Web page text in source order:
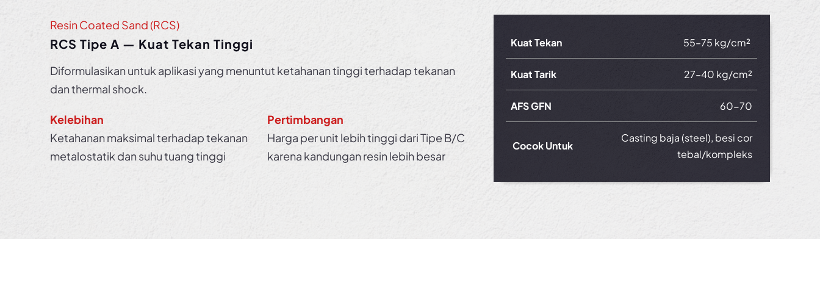
Resin Coated Sand (RCS)
RCS Tipe A — Kuat Tekan Tinggi
Diformulasikan untuk aplikasi yang menuntut ketahanan tinggi terhadap tekanan
dan thermal shock.
Kelebihan
Ketahanan maksimal terhadap tekanan
metalostatik dan suhu tuang tinggi
Pertimbangan
Harga per unit lebih tinggi dari Tipe B/C
karena kandungan resin lebih besar
Kuat Tekan 55–75 kg/cm²
Kuat Tarik 27–40 kg/cm²
AFS GFN 60-70
Cocok Untuk
Casting baja (steel), besi cor
tebal/kompleks